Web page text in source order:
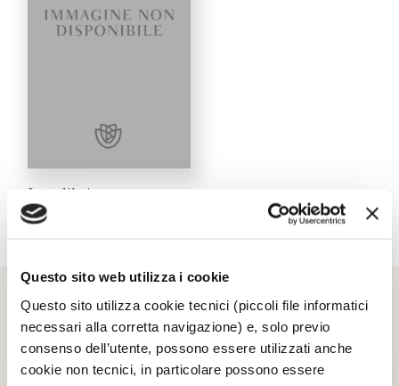
Questo sito web utilizza i cookie
Questo sito utilizza cookie tecnici (piccoli file informatici
necessari alla corretta navigazione) e, solo previo
consenso dell’utente, possono essere utilizzati anche
cookie non tecnici, in particolare possono essere
Cesare Zavattini
SAGGISTICA ITALIANA